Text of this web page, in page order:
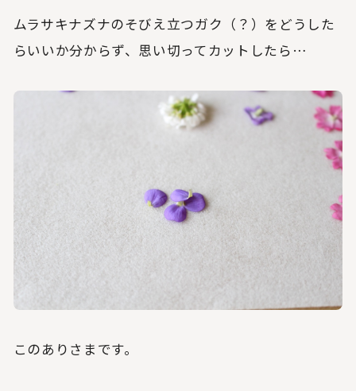
ムラサキナズナのそびえ立つガク（？）をどうした
らいいか分からず、思い切ってカットしたら…
このありさまです。